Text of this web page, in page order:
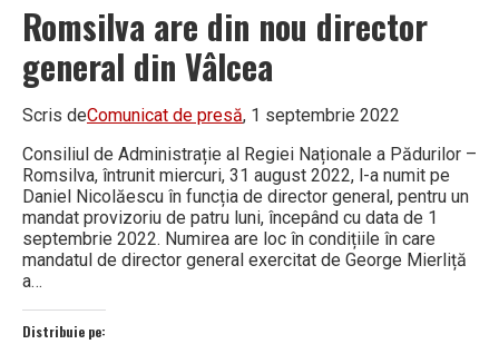
Romsilva are din nou director
general din Vâlcea
Scris deComunicat de presă, 1 septembrie 2022
Consiliul de Administrație al Regiei Naționale a Pădurilor –
Romsilva, întrunit miercuri, 31 august 2022, l-a numit pe
Daniel Nicolăescu în funcția de director general, pentru un
mandat provizoriu de patru luni, începând cu data de 1
septembrie 2022. Numirea are loc în condițiile în care
mandatul de director general exercitat de George Mierliță
a…
Distribuie pe: